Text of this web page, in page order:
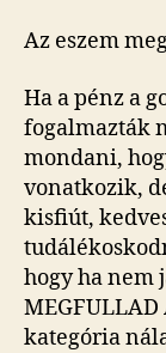
Az eszem
Ha a pénz a
fogalmazták
mondani,
vonatkozik,
kisfiút,
hogy ha nem
MEGFULLAD
kategória